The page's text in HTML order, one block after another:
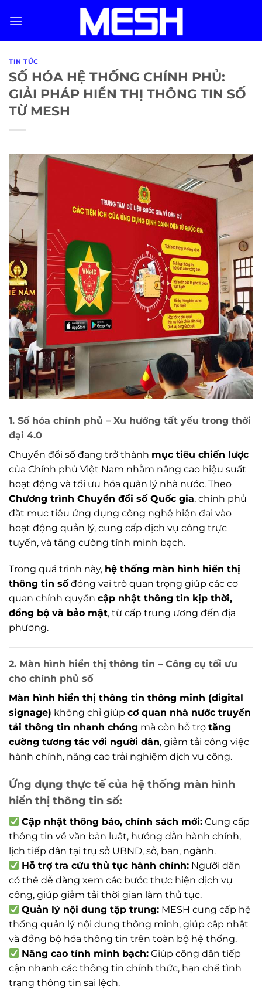
TIN TỨC
SỐ HÓA HỆ THỐNG CHÍNH PHỦ:
GIẢI PHÁP HIỂN THỊ THÔNG TIN SỐ
TỪ MESH
1. Số hóa chính phủ – Xu hướng tất yếu trong thời
đại 4.0
Chuyển đổi số đang trở thành mục tiêu chiến lược
của Chính phủ Việt Nam nhằm nâng cao hiệu suất
hoạt động và tối ưu hóa quản lý nhà nước. Theo
Chương trình Chuyển đổi số Quốc gia, chính phủ
đặt mục tiêu ứng dụng công nghệ hiện đại vào
hoạt động quản lý, cung cấp dịch vụ công trực
tuyến, và tăng cường tính minh bạch.
Trong quá trình này, hệ thống màn hình hiển thị
thông tin số đóng vai trò quan trọng giúp các cơ
quan chính quyền cập nhật thông tin kịp thời,
đồng bộ và bảo mật, từ cấp trung ương đến địa
phương.
2. Màn hình hiển thị thông tin – Công cụ tối ưu
cho chính phủ số
Màn hình hiển thị thông tin thông minh (digital
signage) không chỉ giúp cơ quan nhà nước truyền
tải thông tin nhanh chóng mà còn hỗ trợ tăng
cường tương tác với người dân, giảm tải công việc
hành chính, nâng cao trải nghiệm dịch vụ công.
Ứng dụng thực tế của hệ thống màn hình
hiển thị thông tin số:
Cập nhật thông báo, chính sách mới: Cung cấp
thông tin về văn bản luật, hướng dẫn hành chính,
lịch tiếp dân tại trụ sở UBND, sở, ban, ngành.
Hỗ trợ tra cứu thủ tục hành chính: Người dân
có thể dễ dàng xem các bước thực hiện dịch vụ
công, giúp giảm tải thời gian làm thủ tục.
Quản lý nội dung tập trung: MESH cung cấp hệ
thống quản lý nội dung thông minh, giúp cập nhật
và đồng bộ hóa thông tin trên toàn bộ hệ thống.
Nâng cao tính minh bạch: Giúp công dân tiếp
cận nhanh các thông tin chính thức, hạn chế tình
trạng thông tin sai lệch.